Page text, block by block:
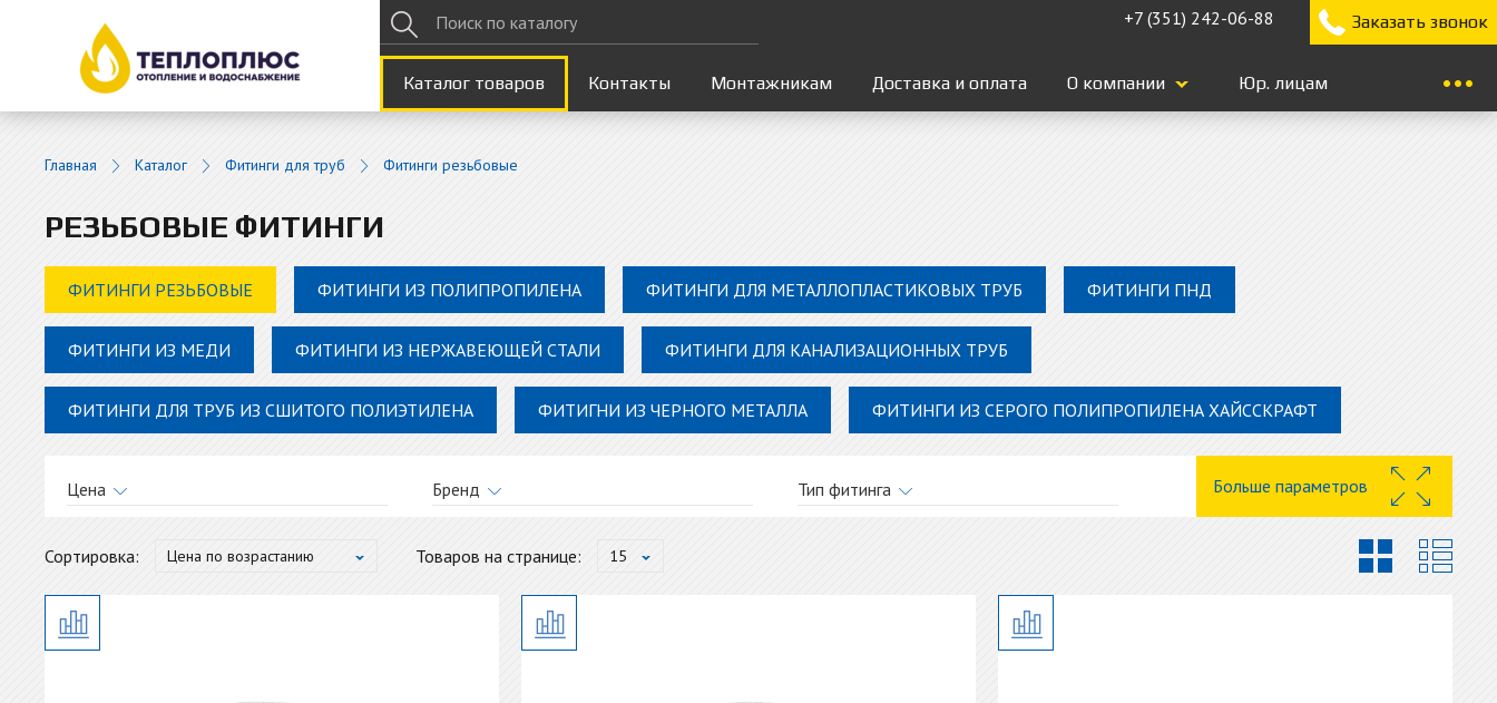
+7 (351) 242-06-88 Заказать звонок
Каталог товаров Контакты Монтажникам Доставка и оплата О компании Юр. лицам
Главная Каталог Фитинги для труб Фитинги резьбовые
РЕЗЬБОВЫЕ ФИТИНГИ
ФИТИНГИ РЕЗЬБОВЫЕ ФИТИНГИ ИЗ ПОЛИПРОПИЛЕНА ФИТИНГИ ДЛЯ МЕТАЛЛОПЛАСТИКОВЫХ ТРУБ ФИТИНГИ ПНД
ФИТИНГИ ИЗ МЕДИ ФИТИНГИ ИЗ НЕРЖАВЕЮЩЕЙ СТАЛИ ФИТИНГИ ДЛЯ КАНАЛИЗАЦИОННЫХ ТРУБ
ФИТИНГИ ДЛЯ ТРУБ ИЗ СШИТОГО ПОЛИЭТИЛЕНА ФИТИГНИ ИЗ ЧЕРНОГО МЕТАЛЛА ФИТИНГИ ИЗ СЕРОГО ПОЛИПРОПИЛЕНА ХАЙССКРАФТ
Цена
от до
Бренд Тип фитинга Больше параметров
Сортировка: Цена по возрастанию Товаров на странице: 15